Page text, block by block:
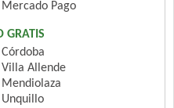
Mercado Pago
GRATIS
Córdoba
Villa Allende
Mendiolaza
Unquillo